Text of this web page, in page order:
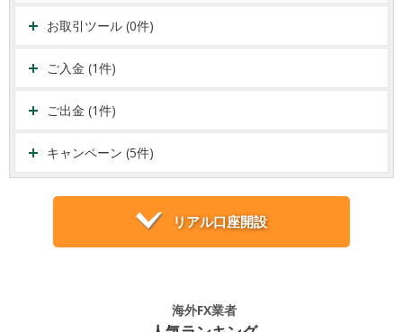
お取引ツール (0件)
ご入金 (1件)
ご出金 (1件)
キャンペーン (5件)
リアル口座開設
海外FX業者